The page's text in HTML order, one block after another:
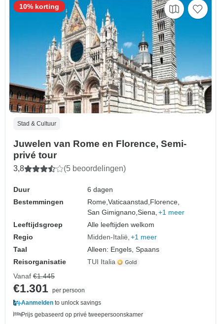
Stad & Cultuur
Juwelen van Rome en Florence, Semi-
privé tour
3,8 (5 beoordelingen)
Duur
6 dagen
Bestemmingen
Rome,Vaticaanstad, Florence,
San Gimignano,Siena, +1 meer
Leeftijdsgroep
Alle leeftijden welkom
Regio
Midden-Italië +1 meer
Taal
Alleen: Engels, Spaans
Reisorganisatie
TUI Italia
10% korting
Vanaf €1.445
€1.301 per persoon
Aanmelden to unlock savings
Prijs gebaseerd op privé tweepersoonskamer